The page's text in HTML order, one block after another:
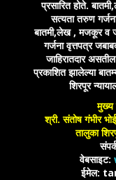
प्रसारित होते.
सत्यता तरुण
बातमी,लेख , मजकूर व
गर्जना वृत्तपत्र
जाहिरातदार
प्रकाशित झालेल्या
शिरपूर
मुख्य
श्री. संतोष गंभीर
तालुका
वेबसाइट:
ईमेल: